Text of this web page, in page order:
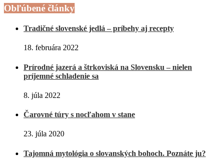
Obľúbené články
Tradičné slovenské jedlá – príbehy aj recepty
18. februára 2022
Prírodné jazerá a štrkoviská na Slovensku – nielen
príjemné schladenie sa
8. júla 2022
Čarovné túry s nocľahom v stane
23. júla 2020
Tajomná mytológia o slovanských bohoch. Poznáte ju?